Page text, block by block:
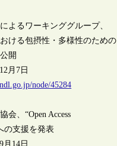
よるワーキンググループ、
おける包摂性・多様性のための
開
月7日
node/45284
会、“Open Access
の支援を発表
月14日